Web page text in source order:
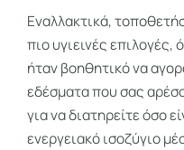
Εναλλακτικά,
πιο υγιεινές
ήταν βοηθητικό να
εδέσματα που σας
για να διατηρείτε όσο
ενεργειακό ισοζύγιο